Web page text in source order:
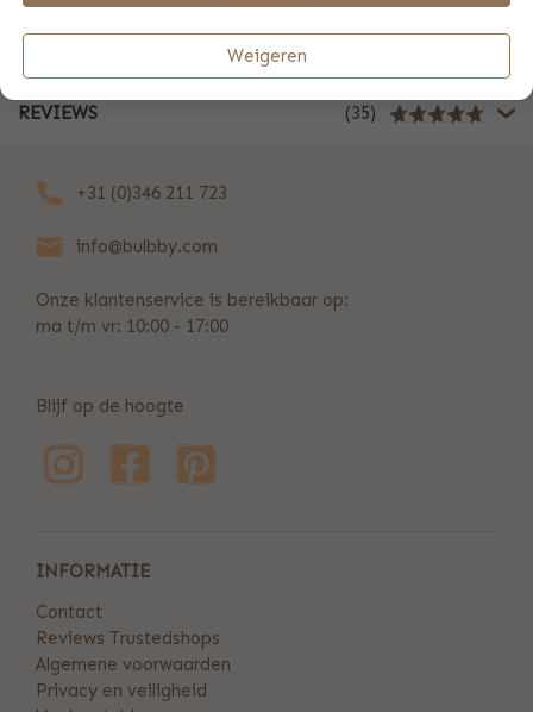
ZAKELIJK
REVIEWS (35)
+31 (0)346 211 723
info@bulbby.com
Onze klantenservice is bereikbaar op:
ma t/m vr: 10:00 - 17:00
Blijf op de hoogte
INFORMATIE
Contact
Reviews Trustedshops
Algemene voorwaarden
Privacy en veiligheid
Weigeren